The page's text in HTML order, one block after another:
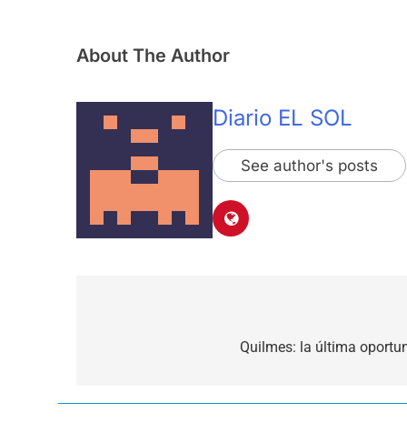
About The Author
Diario EL SOL
See author's posts
Quilmes: la última